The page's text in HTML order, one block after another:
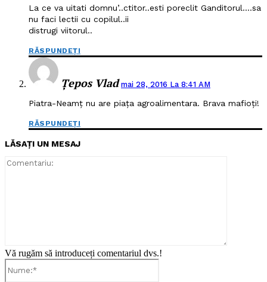
La ce va uitati domnu’..ctitor..esti poreclit Ganditorul….sa
nu faci lectii cu copilul..ii
distrugi viitorul..
RĂSPUNDEȚI
Țepos Vlad mai 28, 2016 La 8:41 AM
Piatra-Neamț nu are piața agroalimentara. Brava mafioți!
RĂSPUNDEȚI
LĂSAȚI UN MESAJ
Vă rugăm să introduceți comentariul dvs.!